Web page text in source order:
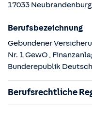
17033 Neubrandenburg
Berufsbezeichnung
Gebundener
Nr. 1 GewO ,
Bunderepublik
Berufsrechtliche